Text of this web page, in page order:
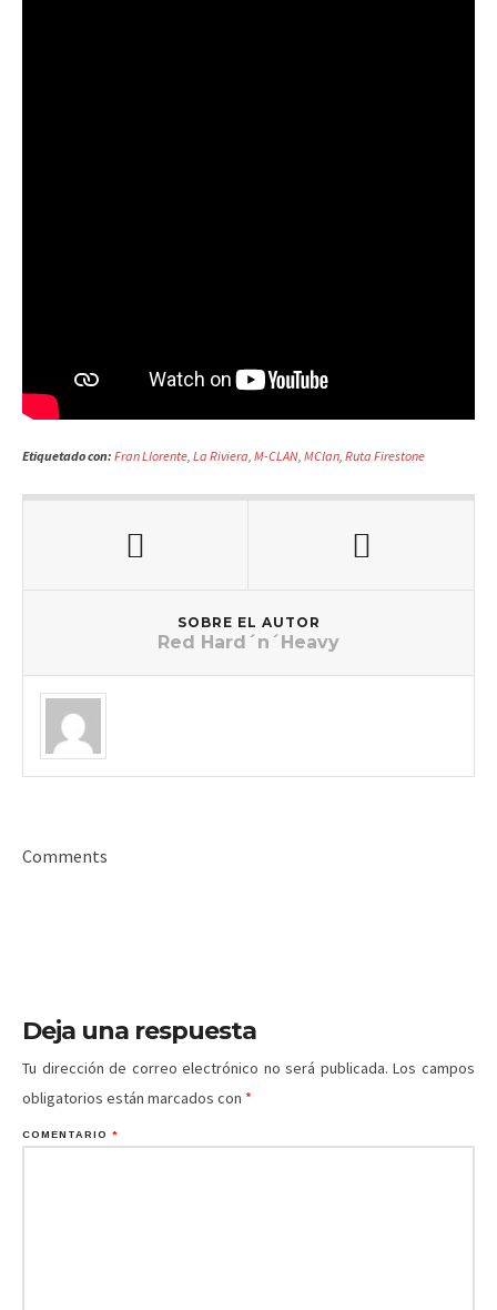
Etiquetado con: Fran Llorente, La Riviera, M-CLAN, MClan, Ruta Firestone
SOBRE EL AUTOR
Red Hard´n´Heavy
Comments
Deja una respuesta
Tu dirección de correo electrónico no será publicada. Los campos
obligatorios están marcados con *
COMENTARIO *